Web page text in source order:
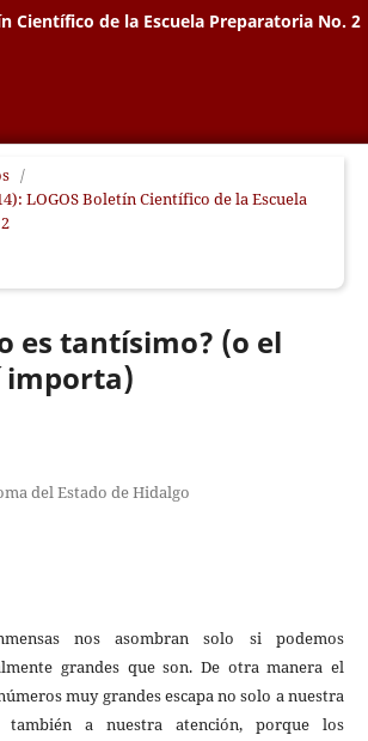
Científico de la Escuela Preparatoria No. 2
/
LOGOS Boletín Científico de la Escuela
es tantísimo? (o el
importa)
del Estado de Hidalgo
nos asombran solo si podemos
grandes que son. De otra manera el
muy grandes escapa no solo a nuestra
también a nuestra atención, porque los